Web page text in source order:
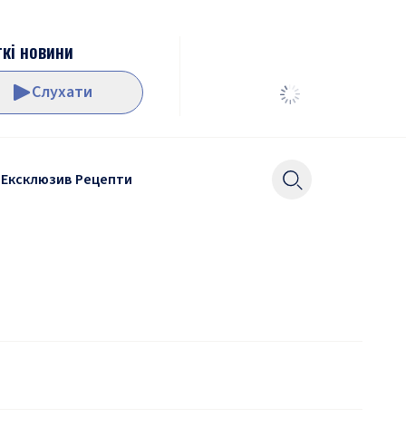
новини
Слухати
Ексклюзив Рецепти